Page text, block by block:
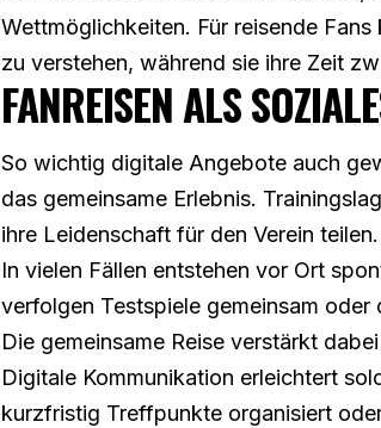
Wettmöglichkeiten. Für reisende
zu verstehen, während sie ihre Zeit
FANREISEN ALS
So wichtig digitale Angebote auch
das gemeinsame Erlebnis.
ihre Leidenschaft für den Verein teilen.
In vielen Fällen entstehen vor Ort
verfolgen Testspiele gemeinsam
Die gemeinsame Reise verstärkt
Digitale Kommunikation erleichtert
kurzfristig Treffpunkte organisiert